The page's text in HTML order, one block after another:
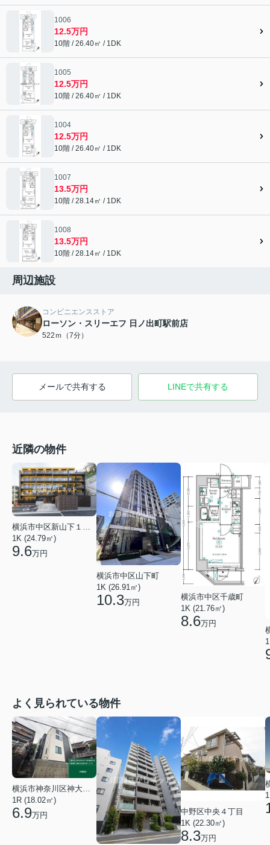
1006
12.5万円
10階 / 26.40㎡ / 1DK
1005
12.5万円
10階 / 26.40㎡ / 1DK
1004
12.5万円
10階 / 26.40㎡ / 1DK
1007
13.5万円
10階 / 28.14㎡ / 1DK
1008
13.5万円
10階 / 28.14㎡ / 1DK
周辺施設
コンビニエンスストア
ローソン・スリーエフ 日ノ出町駅前店
522ｍ（7分）
メールで共有する LINEで共有する
近隣の物件
1K (24.79㎡)
9.6万円
横浜市中区山下町
1K (26.91㎡)
10.3万円
横浜市中区千歳町
1K (21.76㎡)
8.6万円
よく見られている物件
1R (18.02㎡)
6.9万円
中野区中央４丁目
1K (22.30㎡)
8.3万円